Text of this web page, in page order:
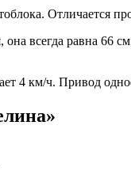
Отличается
всегда равна 66
4 км/ч. Привод